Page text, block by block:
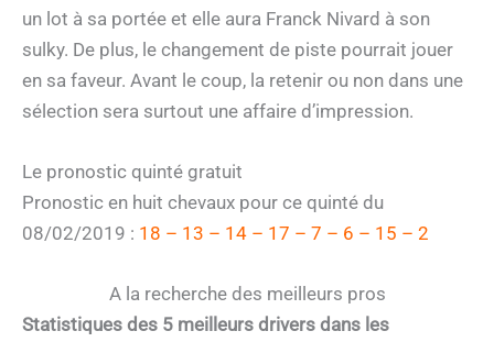
un lot à sa portée et elle aura Franck Nivard à son
sulky. De plus, le changement de piste pourrait jouer
en sa faveur. Avant le coup, la retenir ou non dans une
sélection sera surtout une affaire d’impression.
Le pronostic quinté gratuit
Pronostic en huit chevaux pour ce quinté du
08/02/2019 : 18 – 13 – 14 – 17 – 7 – 6 – 15 – 2
A la recherche des meilleurs pros
Statistiques des 5 meilleurs drivers dans les